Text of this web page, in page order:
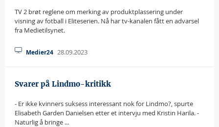
TV 2 brøt reglene om merking av produktplassering under
visning av fotball i Eliteserien. Nå har tv-kanalen fått en advarsel
fra Medietilsynet.
Medier24 28.09.2023
Svarer på Lindmo-kritikk
- Er ikke kvinners suksess interessant nok for Lindmo?, spurte
Elisabeth Garden Danielsen etter et intervju med Kristin Harila. -
Naturlig å bringe ...